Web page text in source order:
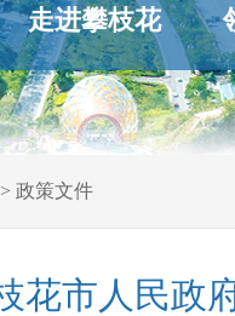
走进攀枝花
> 政策文件
花市人民政